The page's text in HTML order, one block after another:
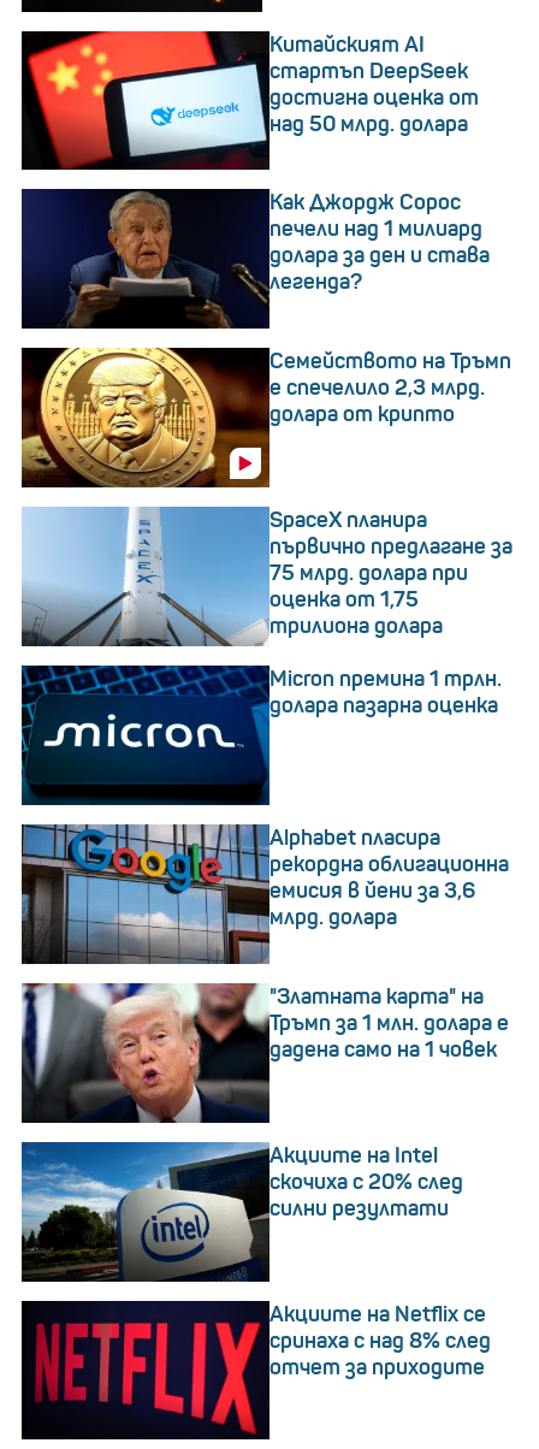
Китайският AI
стартъп DeepSeek
достигна оценка от
над 50 млрд. долара
Как Джордж Сорос
печели над 1 милиард
долара за ден и става
легенда?
Семейството на Тръмп
е спечелило 2,3 млрд.
долара от крипто
SpaceX планира
първично предлагане за
75 млрд. долара при
оценка от 1,75
трилиона долара
Micron премина 1 трлн.
долара пазарна оценка
Alphabet пласира
рекордна облигационна
емисия в йени за 3,6
млрд. долара
"Златната карта" на
Тръмп за 1 млн. долара е
дадена само на 1 човек
Акциите на Intel
скочиха с 20% след
силни резултати
Акциите на Netflix се
сринаха с над 8% след
отчет за приходите